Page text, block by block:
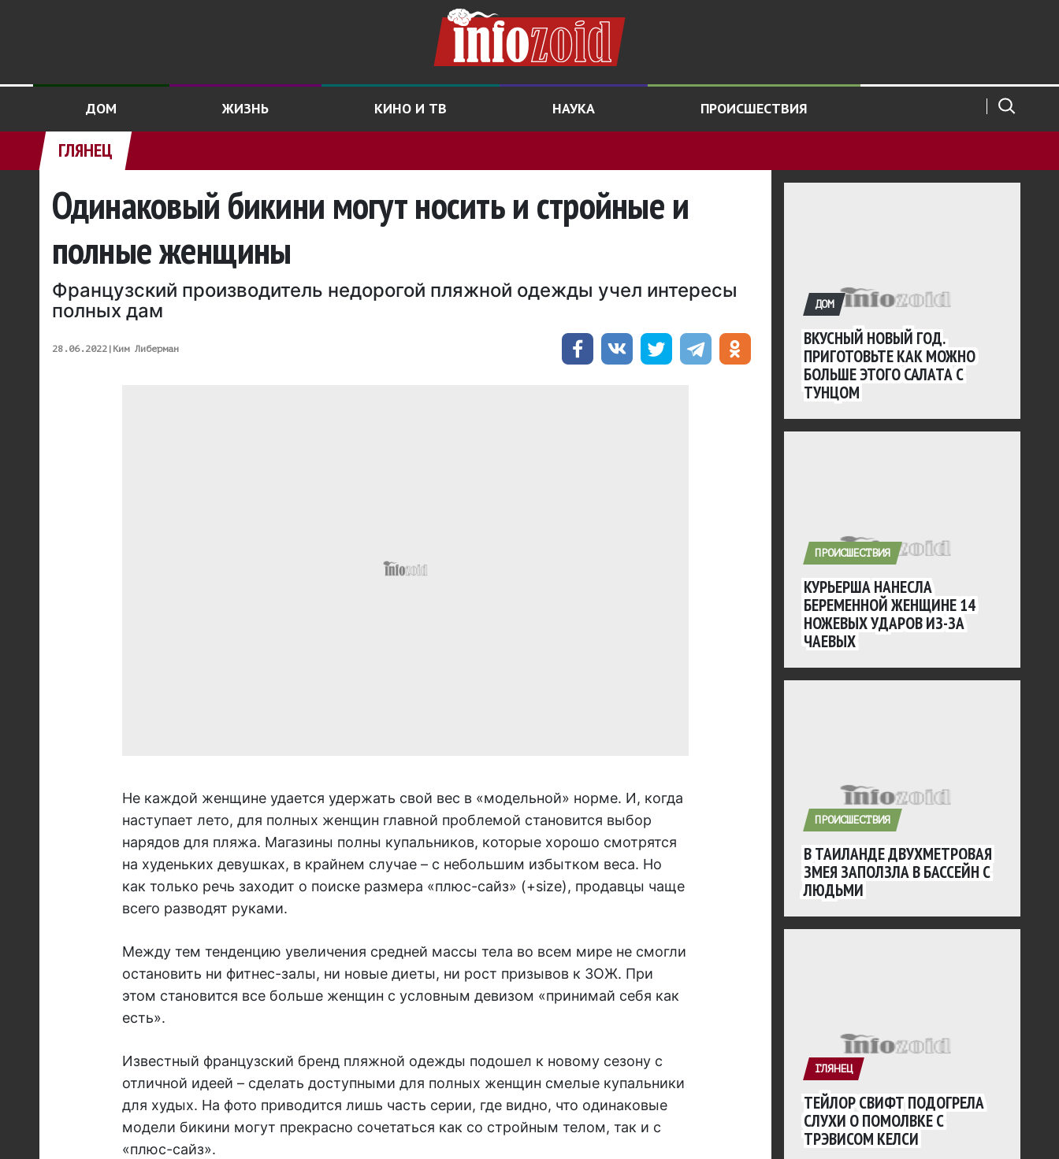
ДОМ ЖИЗНЬ КИНО И ТВ НАУКА ПРОИСШЕСТВИЯ
ГЛЯНЕЦ
Одинаковый бикини могут носить и стройные и
полные женщины
Французский производитель недорогой пляжной одежды учел интересы
полных дам
28.06.2022| Ким Либерман
Не каждой женщине удается удержать свой вес в «модельной» норме. И, когда
наступает лето, для полных женщин главной проблемой становится выбор
нарядов для пляжа. Магазины полны купальников, которые хорошо смотрятся
на худеньких девушках, в крайнем случае – с небольшим избытком веса. Но
как только речь заходит о поиске размера «плюс-сайз» (+size), продавцы чаще
всего разводят руками.
Между тем тенденцию увеличения средней массы тела во всем мире не смогли
остановить ни фитнес-залы, ни новые диеты, ни рост призывов к ЗОЖ. При
этом становится все больше женщин с условным девизом «принимай себя как
есть».
Известный французский бренд пляжной одежды подошел к новому сезону с
отличной идеей – сделать доступными для полных женщин смелые купальники
для худых. На фото приводится лишь часть серии, где видно, что одинаковые
модели бикини могут прекрасно сочетаться как со стройным телом, так и с
«плюс-сайз».
ДОМ
ВКУСНЫЙ НОВЫЙ ГОД.
ПРИГОТОВЬТЕ КАК МОЖНО
БОЛЬШЕ ЭТОГО САЛАТА С
ТУНЦОМ
ПРОИСШЕСТВИЯ
КУРЬЕРША НАНЕСЛА
БЕРЕМЕННОЙ ЖЕНЩИНЕ 14
НОЖЕВЫХ УДАРОВ ИЗ-ЗА
ЧАЕВЫХ
ПРОИСШЕСТВИЯ
В ТАИЛАНДЕ ДВУХМЕТРОВАЯ
ЗМЕЯ ЗАПОЛЗЛА В БАССЕЙН С
ЛЮДЬМИ
ГЛЯНЕЦ
ТЕЙЛОР СВИФТ ПОДОГРЕЛА
СЛУХИ О ПОМОЛВКЕ С
ТРЭВИСОМ КЕЛСИ